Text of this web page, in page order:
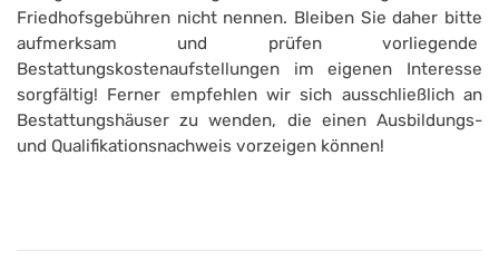
Friedhofsgebühren nicht nennen. Bleiben Sie daher bitte
aufmerksam und prüfen vorliegende
Bestattungskostenaufstellungen im eigenen Interesse
sorgfältig! Ferner empfehlen wir sich ausschließlich an
Bestattungshäuser zu wenden, die einen Ausbildungs-
und Qualifikationsnachweis vorzeigen können!